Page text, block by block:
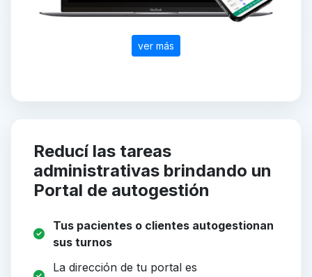
ver más
Reducí las tareas
administrativas brindando un
Portal de autogestión
Tus pacientes o clientes autogestionan
sus turnos
La dirección de tu portal es